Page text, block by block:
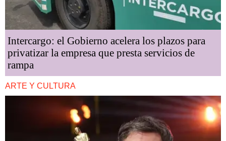
Intercargo: el Gobierno acelera los plazos para
privatizar la empresa que presta servicios de
rampa
ARTE Y CULTURA